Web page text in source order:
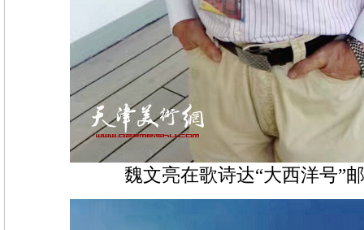
魏文亮在歌诗达“大西洋号”